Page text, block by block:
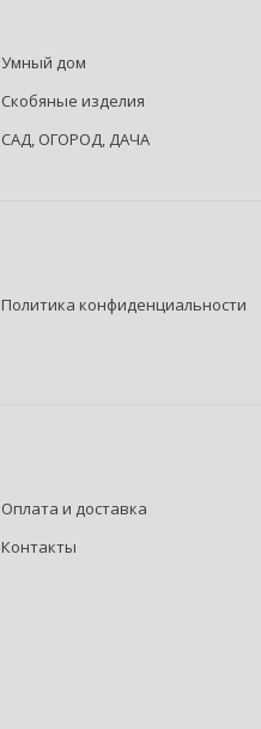
Умный дом
Скобяные изделия
САД, ОГОРОД, ДАЧА
Политика конфиденциальности
Оплата и доставка
Контакты